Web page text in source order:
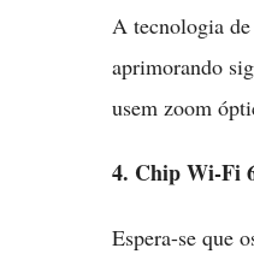
A tecnologia
aprimorando
usem zoom
4. Chip Wi-Fi
Espera-se que